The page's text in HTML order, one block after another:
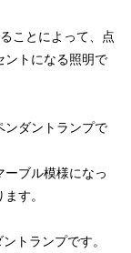
ことによって、点
ントになる照明で
ダントランプで
ブル模様になっ
す。
トランプです。